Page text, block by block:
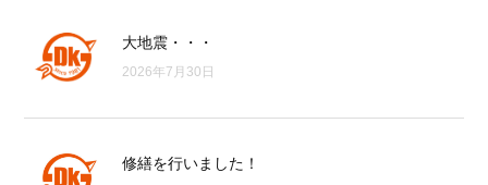
大地震・・・
2026年7月30日
修繕を行いました！